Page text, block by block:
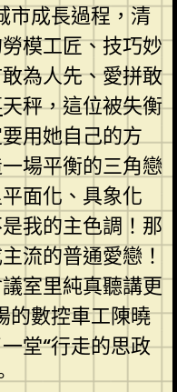
市成長過程，清
模工匠、技巧妙
為人先、愛拼敢
天秤，這位被失衡
用她自己的方
場平衡的三角戀
面化、具象化
我的主色調！那
流的普通愛戀！
室里純真聽講更
的數控車工陳曉
堂“行走的思政